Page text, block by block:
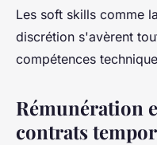
Les soft skills comme
discrétion s'avèrent
compétences
Rémunération
contrats